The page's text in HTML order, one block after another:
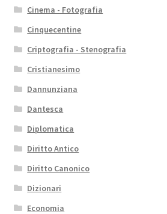
Cinema - Fotografia
Cinquecentine
Criptografia - Stenografia
Cristianesimo
Dannunziana
Dantesca
Diplomatica
Diritto Antico
Diritto Canonico
Dizionari
Economia